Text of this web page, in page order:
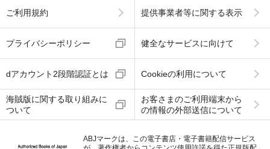
ご利用規約 提供事業者等に関する表示
プライバシーポリシー 健全なサービスに向けて
dアカウント2段階認証とは Cookieの利用について
海賊版に関する取り組みに
ついて
お客さまのご利用端末から
の情報の外部送信について
ABJマークは、この電子書店・電子書籍配信サービス